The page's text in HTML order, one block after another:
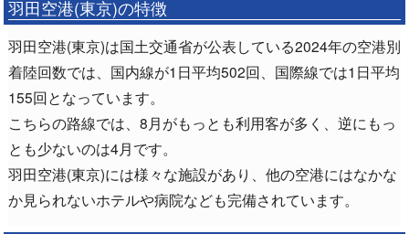
羽田空港(東京)の特徴
羽田空港(東京)は国土交通省が公表している2024年の空港別
着陸回数では、国内線が1日平均502回、国際線では1日平均
155回となっています。
こちらの路線では、8月がもっとも利用客が多く、逆にもっ
とも少ないのは4月です。
羽田空港(東京)には様々な施設があり、他の空港にはなかな
か見られないホテルや病院なども完備されています。